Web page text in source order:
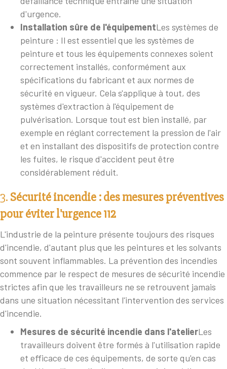
d'urgence.
Installation sûre de l'équipementLes systèmes de
peinture : Il est essentiel que les systèmes de
peinture et tous les équipements connexes soient
correctement installés, conformément aux
spécifications du fabricant et aux normes de
sécurité en vigueur. Cela s'applique à tout, des
systèmes d'extraction à l'équipement de
pulvérisation. Lorsque tout est bien installé, par
exemple en réglant correctement la pression de l'air
et en installant des dispositifs de protection contre
les fuites, le risque d'accident peut être
considérablement réduit.
3. Sécurité incendie : des mesures préventives
pour éviter l'urgence 112
L'industrie de la peinture présente toujours des risques
d'incendie, d'autant plus que les peintures et les solvants
sont souvent inflammables. La prévention des incendies
commence par le respect de mesures de sécurité incendie
strictes afin que les travailleurs ne se retrouvent jamais
dans une situation nécessitant l'intervention des services
d'incendie.
Mesures de sécurité incendie dans l'atelierLes
travailleurs doivent être formés à l'utilisation rapide
et efficace de ces équipements, de sorte qu'en cas